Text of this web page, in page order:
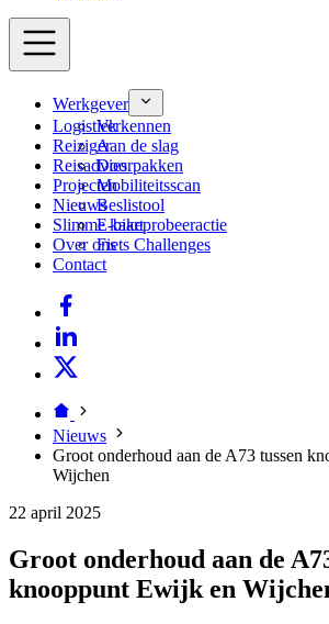
Werkgever
Verkennen
Aan de slag
Doorpakken
Mobiliteitsscan
Beslistool
E-bikeprobeeractie
Fiets Challenges
Logistiek
Reiziger
Reisadvies
Projecten
Nieuws
Slimme kaart
Over ons
Contact
Nieuws
Groot onderhoud aan de A73 tussen
Wijchen
22 april 2025
Groot onderhoud aan de
knooppunt Ewijk en